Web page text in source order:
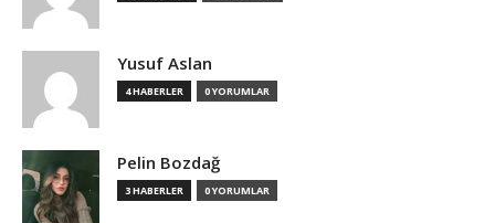
Yusuf Aslan
4 HABERLER 0 YORUMLAR
Pelin Bozdağ
3 HABERLER 0 YORUMLAR